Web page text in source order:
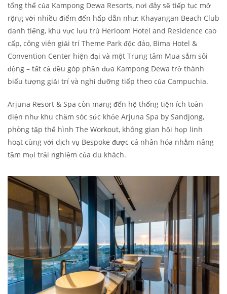
tổng thể của Kampong Dewa Resorts, nơi đây sẽ tiếp tục mở
rộng với nhiều điểm đến hấp dẫn như: Khayangan Beach Club
danh tiếng, khu vực lưu trú Herloom Hotel and Residence cao
cấp, công viên giải trí Theme Park độc đáo, Bima Hotel &
Convention Center hiện đại và một Trung tâm Mua sắm sôi
động – tất cả đều góp phần đưa Kampong Dewa trở thành
biểu tượng giải trí và nghỉ dưỡng tiếp theo của Campuchia.
Arjuna Resort & Spa còn mang đến hệ thống tiện ích toàn
diện như khu chăm sóc sức khỏe Arjuna Spa by Sandjong,
phòng tập thể hình The Workout, không gian hội họp linh
hoạt cùng với dịch vụ Bespoke được cá nhân hóa nhằm nâng
tầm mọi trải nghiệm của du khách.